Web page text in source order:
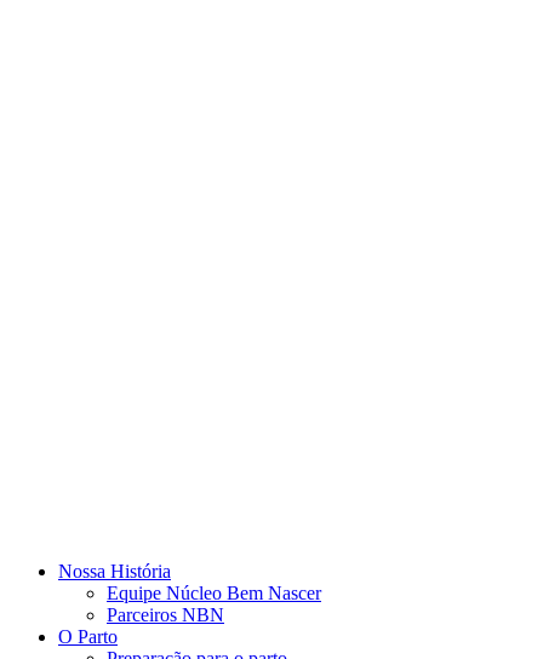
Nossa História
Equipe Núcleo Bem Nascer
Parceiros NBN
O Parto